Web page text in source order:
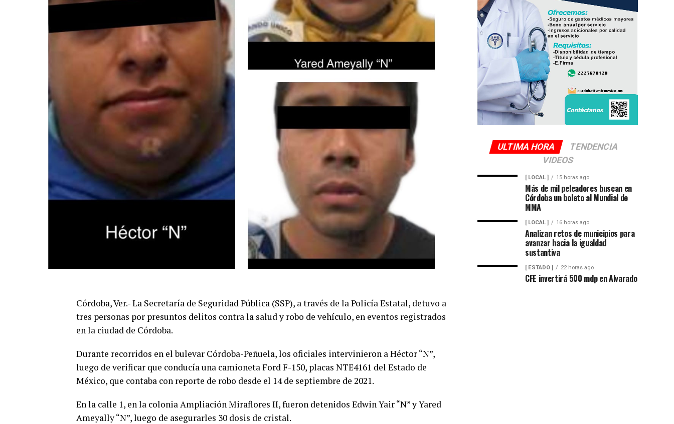
Córdoba, Ver.- La Secretaría de Seguridad Pública (SSP), a través de la Policía Estatal, detuvo a
tres personas por presuntos delitos contra la salud y robo de vehículo, en eventos registrados
en la ciudad de Córdoba.
Durante recorridos en el bulevar Córdoba-Peñuela, los oficiales intervinieron a Héctor “N”,
luego de verificar que conducía una camioneta Ford F-150, placas NTE4161 del Estado de
México, que contaba con reporte de robo desde el 14 de septiembre de 2021.
En la calle 1, en la colonia Ampliación Miraflores II, fueron detenidos Edwin Yair “N” y Yared
Ameyally “N”, luego de asegurarles 30 dosis de cristal.
ULTIMA HORA
TENDENCIA
VIDEOS
[ LOCAL ] 15 horas ago
Más de mil peleadores buscan en
Córdoba un boleto al Mundial de
MMA
[ LOCAL ] 16 horas ago
Analizan retos de municipios para
avanzar hacia la igualdad
sustantiva
[ ESTADO ] 22 horas ago
CFE invertirá 500 mdp en Alvarado